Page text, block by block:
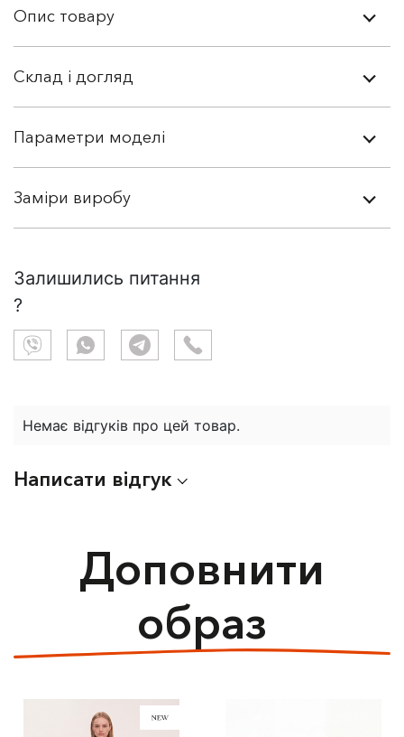
Опис товару
Склад і догляд
Параметри моделі
Заміри виробу
Залишились питання
?
Немає відгуків про цей товар.
Написати відгук
Доповнити
образ